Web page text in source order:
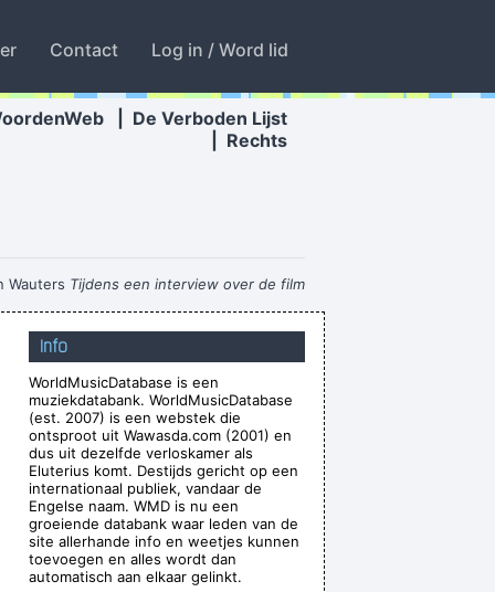
Contact Log in / Word lid
De Verboden Lijst
Rechts
Wauters Tijdens een interview over de film
"Intensive Care"...
the people who can't read
were so many fantastic singles
Waar zijn die handen!?~ Regi Penxten
introducing Bono when he received his
MTV Free Your Mind award, Nov. 1999
happened, and vice versa.~ Frank Zappa
We are bigger than Jesus~ John Lennon
Info
WorldMusicDatabase is een
muziekdatabank. WorldMusicDatabase
(est. 2007) is een webstek die
ontsproot uit Wawasda.com (2001) en
dus uit dezelfde verloskamer als
Eluterius komt. Destijds gericht op een
internationaal publiek, vandaar de
Engelse naam. WMD is nu een
groeiende databank waar leden van de
site allerhande info en weetjes kunnen
toevoegen en alles wordt dan
automatisch aan elkaar gelinkt.